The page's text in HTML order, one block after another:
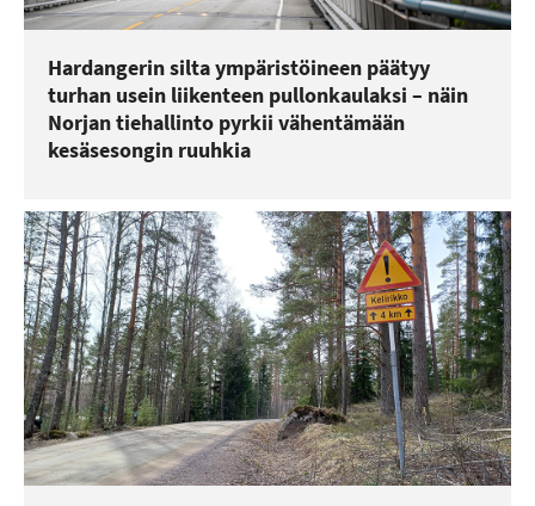
Hardangerin silta ympäristöineen päätyy
turhan usein liikenteen pullonkaulaksi – näin
Norjan tiehallinto pyrkii vähentämään
kesäsesongin ruuhkia